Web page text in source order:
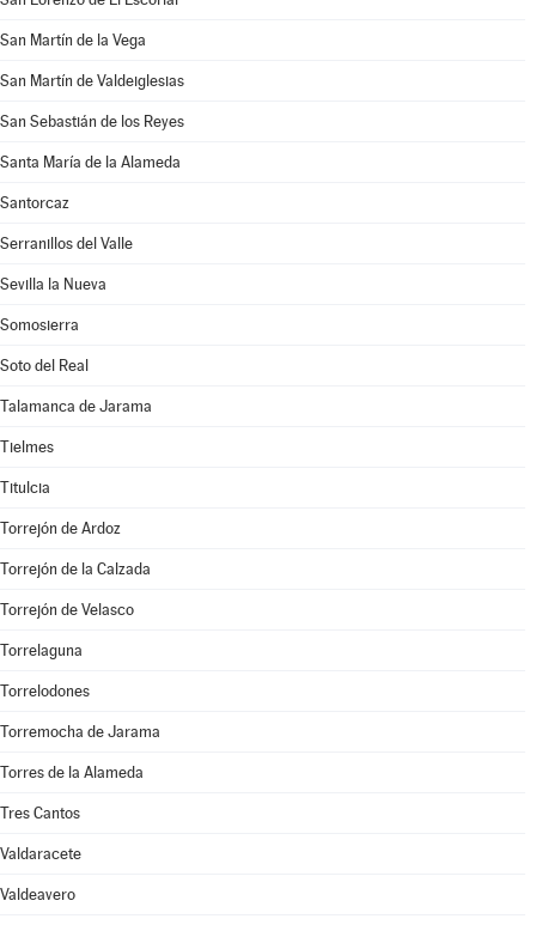
San Martín de la Vega
San Martín de Valdeiglesias
San Sebastián de los Reyes
Santa María de la Alameda
Santorcaz
Serranillos del Valle
Sevilla la Nueva
Somosierra
Soto del Real
Talamanca de Jarama
Tielmes
Titulcia
Torrejón de Ardoz
Torrejón de la Calzada
Torrejón de Velasco
Torrelaguna
Torrelodones
Torremocha de Jarama
Torres de la Alameda
Tres Cantos
Valdaracete
Valdeavero